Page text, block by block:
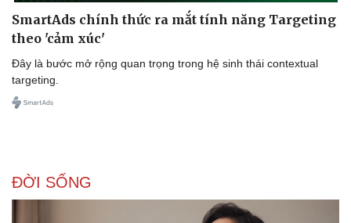
SmartAds chính thức ra mắt tính năng Targeting
theo 'cảm xúc'
Đây là bước mở rộng quan trọng trong hệ sinh thái contextual
targeting.
ĐỜI SỐNG